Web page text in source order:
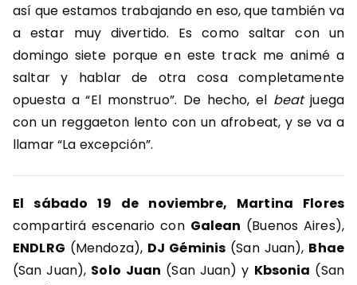
así que estamos trabajando en eso, que también va
a estar muy divertido. Es como saltar con un
domingo siete porque en este track me animé a
saltar y hablar de otra cosa completamente
opuesta a “El monstruo”. De hecho, el beatjuega
con un reggaeton lento con un afrobeat, y se va a
llamar “La excepción”.
El sábado 19 de noviembre, Martina Flores
compartirá escenario con Galean (Buenos Aires),
ENDLRG (Mendoza), DJ Géminis (San Juan), Bhae
(San Juan), Solo Juan (San Juan) y Kbsonia (San